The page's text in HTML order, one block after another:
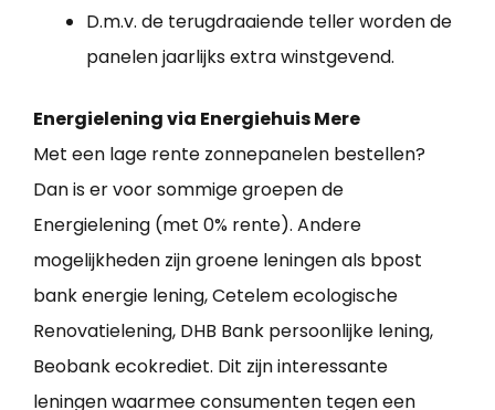
D.m.v. de terugdraaiende teller worden de
panelen jaarlijks extra winstgevend.
Energielening via Energiehuis Mere
Met een lage rente zonnepanelen bestellen?
Dan is er voor sommige groepen de
Energielening (met 0% rente). Andere
mogelijkheden zijn groene leningen als bpost
bank energie lening, Cetelem ecologische
Renovatielening, DHB Bank persoonlijke lening,
Beobank ecokrediet. Dit zijn interessante
leningen waarmee consumenten tegen een